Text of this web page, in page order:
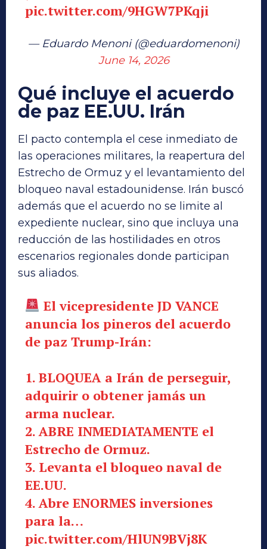
pic.twitter.com/9HGW7PKqji
— Eduardo Menoni (@eduardomenoni)
June 14, 2026
Qué incluye el acuerdo
de paz EE.UU. Irán
El pacto contempla el cese inmediato de
las operaciones militares, la reapertura del
Estrecho de Ormuz y el levantamiento del
bloqueo naval estadounidense. Irán buscó
además que el acuerdo no se limite al
expediente nuclear, sino que incluya una
reducción de las hostilidades en otros
escenarios regionales donde participan
sus aliados.
El vicepresidente JD VANCE
anuncia los pineros del acuerdo
de paz Trump-Irán:
1. BLOQUEA a Irán de perseguir,
adquirir o obtener jamás un
arma nuclear.
2. ABRE INMEDIATAMENTE el
Estrecho de Ormuz.
3. Levanta el bloqueo naval de
EE.UU.
4. Abre ENORMES inversiones
para la…
pic.twitter.com/HlUN9BVj8K